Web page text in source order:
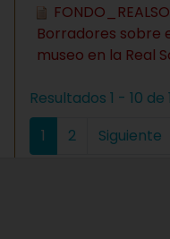
Borradores sobre
museo en la Real
Resultados 1 - 10 de
1
2 Siguiente